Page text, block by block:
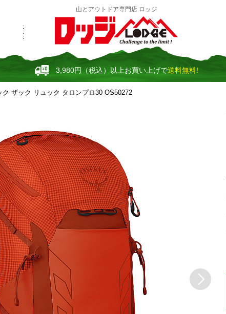
山とアウトドア専門店 ロッジ
3,980円（税込）以上お買い上げで送料無料!
ク ザック リュック タロンプロ30 OS50272